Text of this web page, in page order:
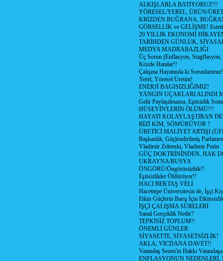
ALKIŞLARLA BATIYORUZ!!!
YÖRESEL/YEREL, ÜRÜN/
KRİZDEN BUĞRANA,
GÖRSELLİK ve GELİŞME!
20 YILLIK EKONOMİ
TARİHDEN GÜNLÜK,
MEDYA MADRABAZLIĞI
Üç Sorun (Enflasyon, Stagflasyon,
Krizde Hatalar!!
Çalışma Hayatında ki
Yerel, Yöresel Üretim!
ENERJİ BAGISIZLIĞIMIZ!
YANGIN UÇAKLARI ALINDI
Gelir Paylaşılmazsa, Eşitsizlik
HÜSEYİN'LERİN ÖLÜMÜ!!!
HAYATI KOLAYLAŞTIRAN
BİZİ KİM, SÖMÜRÜYOR ?
ÜRETİCİ MALİYET ARTIŞI
Başkanlık, Güçlendirilmiş
Vladimir Zelenski, Vladimir Putin
GÜÇ DOKTRİNİNDEN, HAK
UKRAYNA/RUSYA
ÖNGÖRÜ/Öngörüsüzlük!!
Eşitsizlikler Öldürüyor!!
HACI BEKTAŞ VELİ
Hacettepe Üniversitesin de, İşçi
Etkin Güçlerin Barış İçin
İŞÇİ ÇALIŞMA SÜRELERİ
Sanal Gerçeklik Nedir?
TEPKİSİZ TOPLUM!!
ÖNEMLİ GÜNLER
SİYASETTE, SİYASETSİZLİK!
AKLA, VİCDANA DAVET!!
Vatandaş Sezen'in Hakkı
ENFLASYONUN NEDENLERİ,